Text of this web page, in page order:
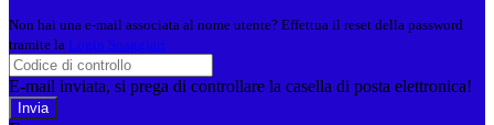
Non hai una e-mail associata al nome utente? Effettua il reset della password
tramite la Login Spaggiari
E-mail inviata, si prega di controllare la casella di posta elettronica!